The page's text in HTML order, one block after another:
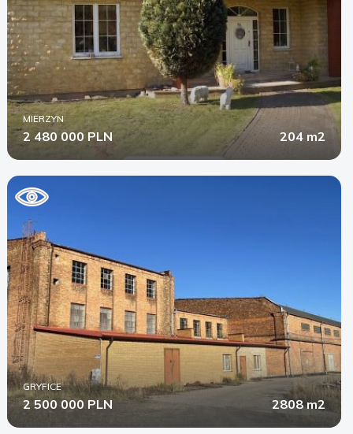
MIERZYN
2 480 000 PLN 204 m2
GRYFICE
2 500 000 PLN 2808 m2